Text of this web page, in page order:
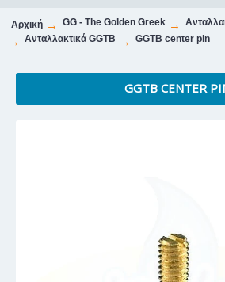
Αρχική GG - The Golden Greek
Ανταλλακτικά GGTB
GGTB center pin
GGTB CENTER